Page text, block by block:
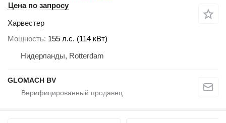
Цена по запросу
Харвестер
Мощность 155 л.с. (114 кВт)
Нидерланды, Rotterdam
GLOMACH BV